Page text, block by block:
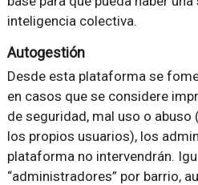
inteligencia colectiva.
Autogestión
Desde esta plataforma se
en casos que se considere
de seguridad, mal uso o
los propios usuarios), los
plataforma no intervendrán.
“administradores” por barrio,